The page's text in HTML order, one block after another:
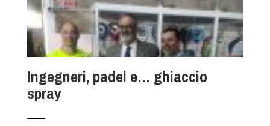
Ingegneri, padel e… ghiaccio
spray